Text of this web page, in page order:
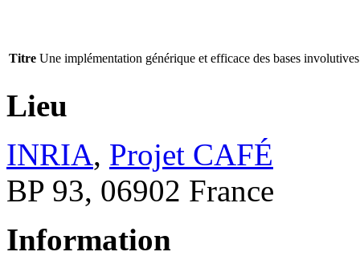
Titre Une implémentation générique et efficace des bases
Lieu
INRIA, Projet CAFÉ
BP 93, 06902 France
Information